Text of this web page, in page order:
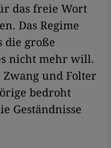
das freie Wort
Das Regime
die große
nicht mehr will.
und Folter
bedroht
Geständnisse